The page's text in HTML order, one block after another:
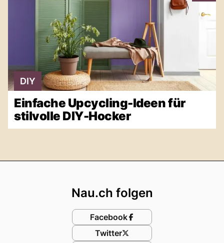
DIY
Einfache Upcycling-Ideen für
stilvolle DIY-Hocker
Nau.ch folgen
Facebook
Twitter